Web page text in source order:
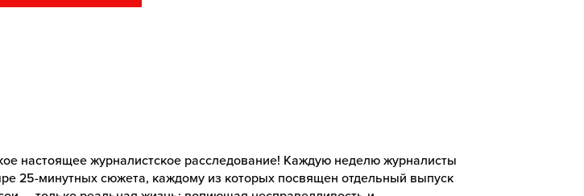
настоящее журналистское расследование! Каждую неделю журналисты
25-минутных сюжета, каждому из которых посвящен отдельный выпуск